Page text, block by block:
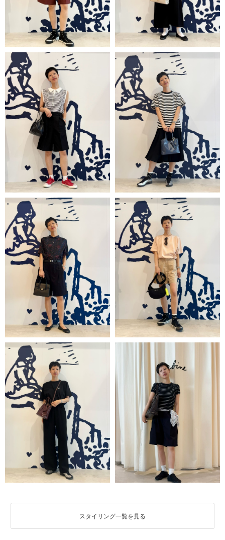
スタイリング一覧を見る